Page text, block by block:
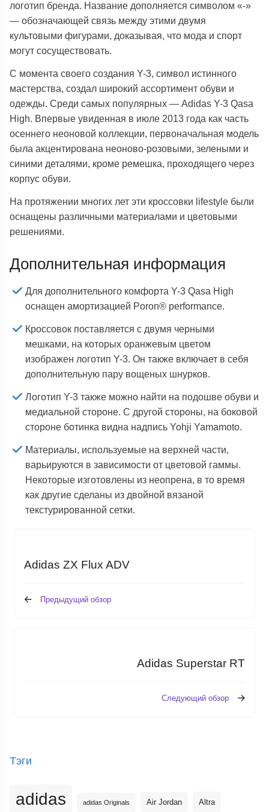
логотип бренда. Название дополняется символом «-»
— обозначающей связь между этими двумя
культовыми фигурами, доказывая, что мода и спорт
могут сосуществовать.
С момента своего создания Y-3, символ истинного
мастерства, создал широкий ассортимент обуви и
одежды. Среди самых популярных — Adidas Y-3 Qasa
High. Впервые увиденная в июле 2013 года как часть
осеннего неоновой коллекции, первоначальная модель
была акцентирована неоново-розовыми, зелеными и
синими деталями, кроме ремешка, проходящего через
корпус обуви.
На протяжении многих лет эти кроссовки lifestyle были
оснащены различными материалами и цветовыми
решениями.
Дополнительная информация
Для дополнительного комфорта Y-3 Qasa High
оснащен амортизацией Poron® performance.
Кроссовок поставляется с двумя черными
мешками, на которых оранжевым цветом
изображен логотип Y-3. Он также включает в себя
дополнительную пару вощеных шнурков.
Логотип Y-3 также можно найти на подошве обуви и
медиальной стороне. С другой стороны, на боковой
стороне ботинка видна надпись Yohji Yamamoto.
Материалы, используемые на верхней части,
варьируются в зависимости от цветовой гаммы.
Некоторые изготовлены из неопрена, в то время
как другие сделаны из двойной вязаной
текстурированной сетки.
Adidas ZX Flux ADV
Предыдущий обзор
Adidas Superstar RT
Следующий обзор
Тэги
adidas adidas Originals Air Jordan Altra